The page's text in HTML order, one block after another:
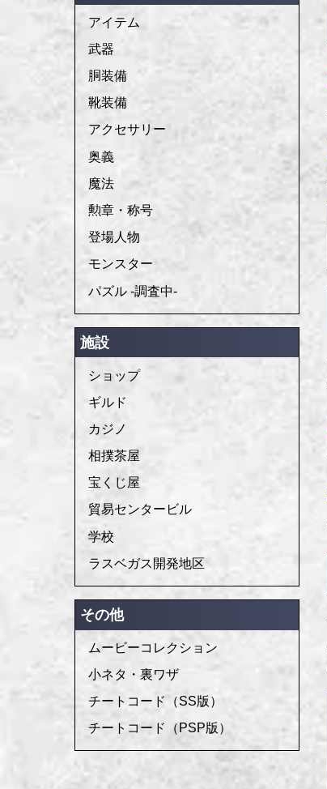
アイテム
武器
胴装備
靴装備
アクセサリー
奥義
魔法
勲章・称号
登場人物
モンスター
パズル -調査中-
施設
ショップ
ギルド
カジノ
相撲茶屋
宝くじ屋
貿易センタービル
学校
ラスベガス開発地区
その他
ムービーコレクション
小ネタ・裏ワザ
チートコード（SS版）
チートコード（PSP版）